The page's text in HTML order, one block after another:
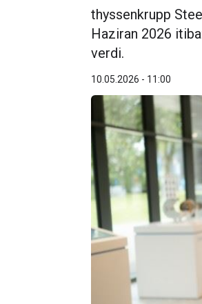
thyssenkrupp
Haziran 2026
verdi.
10.05.2026 - 11:00